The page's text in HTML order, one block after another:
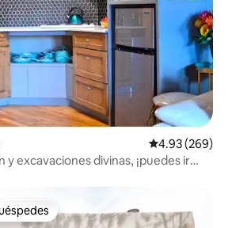
Calificación
4.93 (269)
y excavaciones divinas, ¡puedes ir
preferido